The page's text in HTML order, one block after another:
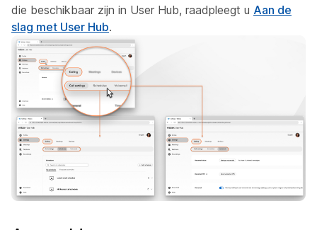
die beschikbaar zijn in User Hub, raadpleegt u Aan de
slag met User Hub.